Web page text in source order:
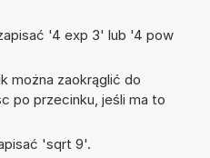
'4 exp 3' lub '4 pow
można zaokrąglić do
po przecinku, jeśli ma to
'sqrt 9'.